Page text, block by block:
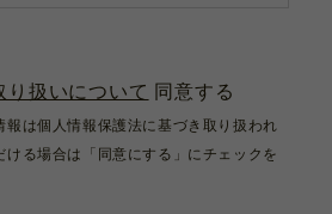
り扱いについて 同意する
報は個人情報保護法に基づき取り扱われ
ける場合は「同意にする」にチェックを